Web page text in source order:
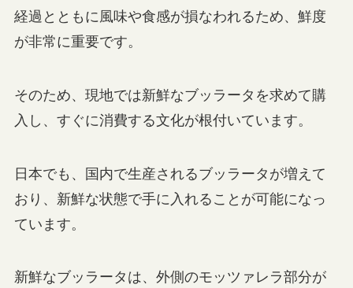
経過とともに風味や食感が損なわれるため、鮮度
が非常に重要です。
そのため、現地では新鮮なブッラータを求めて購
入し、すぐに消費する文化が根付いています。
日本でも、国内で生産されるブッラータが増えて
おり、新鮮な状態で手に入れることが可能になっ
ています。
新鮮なブッラータは、外側のモッツァレラ部分が